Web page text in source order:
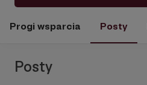
Progi wsparcia Posty
Posty